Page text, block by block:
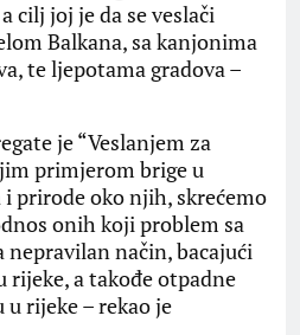
cilj joj je da se veslači
Balkana, sa kanjonima
te ljepotama gradova –
je “Veslanjem za
primjerom brige u
prirode oko njih, skrećemo
onih koji problem sa
način, bacajući
rijeke, a takođe otpadne
rijeke – rekao je